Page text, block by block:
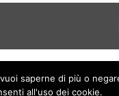
saperne di più o
all'uso dei cookie.